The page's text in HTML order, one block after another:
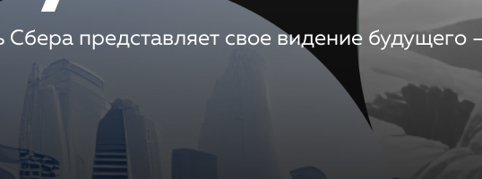
Сбера представляет свое видение будущего